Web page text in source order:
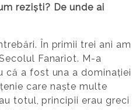
reziști? De unde ai
În primii trei ani am
Fanariot. M-a
că a fost una a dominației
care naște multe
totul, principii erau greci